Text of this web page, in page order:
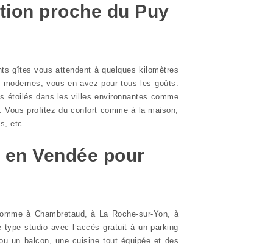
proche du Puy
gîtes vous attendent à quelques kilomètres
vous en avez pour tous les goûts.
étoilés dans les villes environnantes comme
Vous profitez du confort comme à la maison,
etc.
Vendée pour
à Chambretaud, à La Roche-sur-Yon, à
type studio avec l’accès gratuit à un parking
un balcon, une cuisine tout équipée et des